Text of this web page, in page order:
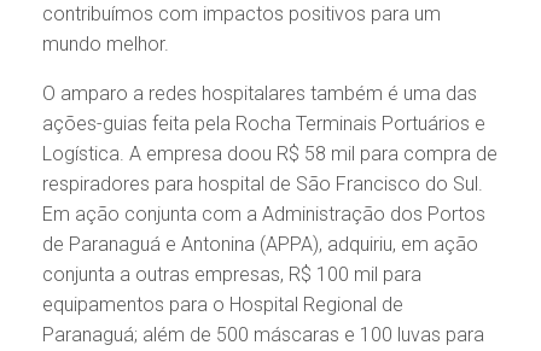
contribuímos com impactos positivos para um
mundo melhor.
O amparo a redes hospitalares também é uma das
ações-guias feita pela Rocha Terminais Portuários e
Logística. A empresa doou R$ 58 mil para compra de
respiradores para hospital de São Francisco do Sul.
Em ação conjunta com a Administração dos Portos
de Paranaguá e Antonina (APPA), adquiriu, em ação
conjunta a outras empresas, R$ 100 mil para
equipamentos para o Hospital Regional de
Paranaguá; além de 500 máscaras e 100 luvas para